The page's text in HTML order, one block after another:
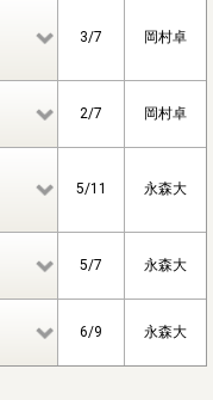
3/7 岡村卓
2/7 岡村卓
5/11 永森大
5/7 永森大
6/9 永森大